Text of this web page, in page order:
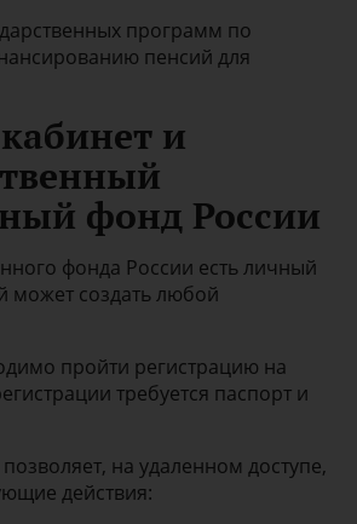
программ по
пенсий для
и
фонд России
фонда России есть личный
может создать любой
пройти регистрацию на
требуется паспорт и
на удаленном доступе,
действия: